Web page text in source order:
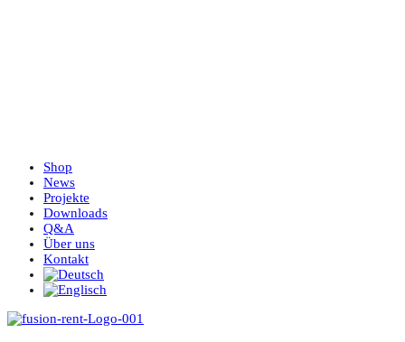
Shop
News
Projekte
Downloads
Q&A
Über uns
Kontakt